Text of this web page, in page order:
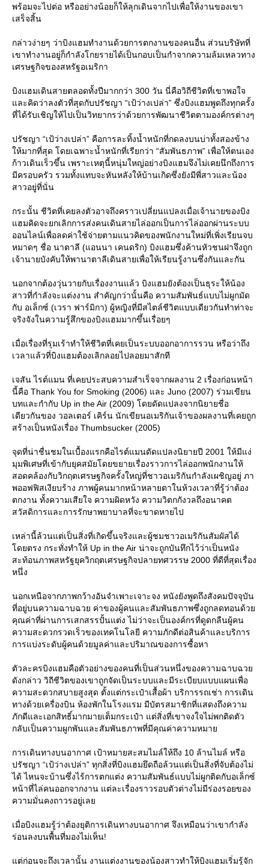
พร้อมจะไปต่อ หรืออย่างน้อยก็ให้ลุกเดินจากไปเพื่อให้งานของเขา
เสร็จสิ้น
กล่าวง่ายๆ ว่าบิงแฮมทำงานด้วยการตกงานของคนอื่น ส่วนบริษัทที่
เขาทำงานอยู่ก็กำลังโกยรายได้เป็นกอบเป็นกำจากความล้มเหลวทาง
เศรษฐกิจของสหรัฐอเมริกา
บิงแฮมเดินสายตลอดทั้งปีมากกว่า 300 วัน นี่คือวิถีชีวิตที่เขาพอใจ
ละคิดว่าลงตัวที่สุดกับปรัชญา “เป้ว่างเปล่า” ซึ่งบิงแฮมพูดถึงทุกครั้ง
ที่ได้รับเชิญให้ไปเป็นวิทยากรว่าด้วยการพัฒนาชีวิตตามองค์กรต่างๆ
ปรัชญา “เป้ว่างเปล่า” คือการละทิ้งน้ำหนักที่กดลงบนบ่าทั้งสองข้าง
ห้มากที่สุด โดยเฉพาะน้ำหนักที่เรียกว่า “สัมพันธภาพ” เพื่อให้ตนเอง
ก้าวเดินเร็วขึ้น เพราะเหตุนี้หนุ่มใหญ่อย่างบิงแฮมจึงไม่เคยนึกถึงการ
มีครอบครัว รวมทั้งแทบจะหันหลังให้บ้านเกิดซึ่งยังมีพี่สาวและน้อง
สาวอยู่ที่นั่น
กระนั้น ชีวิตที่เคยลงตัวอาจถึงคราวเปลี่ยนแปลงเมื่อเจ้านายของบิง
ฮมคิดจะยกเลิกการส่งคนเดินสายไล่ออกเป็นการไล่ออกผ่านระบบ
ออนไลน์เพื่อลดค่าใช้จ่ายตามแนวคิดของพนักงานใหม่ที่เพิ่งเรียนจบ
หมาดๆ ชื่อ นาตาลี (แอนนา เคนดริก) บิงแฮมซึ่งค้านหัวชนฝาจึงถูก
เจ้านายบังคับให้พานาตาลีเดินสายเพื่อให้เรียนรู้งานซึ่งกันและกัน
นอกจากต้องวุ่นวายกับเรื่องงานแล้ว บิงแฮมยังต้องเป็นธุระให้น้อง
สาวที่กำลังจะแต่งงาน สำคัญกว่านั้นคือ ความสัมพันธ์แบบไม่ผูกมัด
กับ อเล็กซ์ (เวรา ฟาร์มิกา) ผู้หญิงที่มีสไตล์ชีวิตแบบเดียวกันทำท่าจะ
จริงจังในความรู้สึกของบิงแฮมมากขึ้นเรื่อยๆ
เมื่อเรื่องที่รุมเร้าทำให้ชีวิตที่เคยเป็นระบบออกอาการรวน หรือว่าถึง
เวลาแล้วที่บิงแฮมต้องเลิกลอยไปลอยมาสักที
เจสัน ไรต์แมน ที่เคยประสบความสำเร็จจากผลงาน 2 เรื่องก่อนหน้า
นี้คือ Thank You for Smoking (2006) และ Juno (2007) ร่วมเขียน
บทและกำกับ Up in the Air (2009) โดยดัดแปลงจากนิยายชื่อ
เดียวกันของ วอลเตอร์ เคิร์น นักเขียนอเมริกันเจ้าของผลงานที่เคยถูก
สร้างเป็นหนังเรื่อง Thumbsucker (2005)
จุดที่น่าชื่นชมในเบื้องแรกคือไรต์แมนดัดแปลงนิยายปี 2001 ให้มีแง่
มุมพิเศษที่เข้ากับยุคสมัยโดยขยายเรื่องราวการไล่ออกพนักงานให้
สอดคล้องกับวิกฤตเศรษฐกิจครั้งใหญ่ที่ชาวอเมริกันกำลังเผชิญอยู่ ภา
พออฟฟิสเงียบร้าง ภาพผู้คนมากหน้าหลายตาในห้วงเวลาที่รู้ว่าต้อง
ตกงาน ทั้งความเสียใจ ความผิดหวัง ความวิตกกังวลถึงอนาคต
สวัสดิการและการรักษาพยาบาลที่จะขาดหายไป
เหล่านี้ล้วนแต่เป็นสิ่งที่เกิดขึ้นจริงและผู้ชมชาวอเมริกันสัมผัสได้
ดยตรง กระทั่งทำให้ Up in the Air น่าจะถูกบันทึกไว้ว่าเป็นหนัง
สะท้อนภาพสหรัฐยุควิกฤตเศรษฐกิจปลายทศวรรษ 2000 ที่ดีที่สุดเรื่อง
หนึ่ง
นอกเหนือจากภาพกว้างอันจำเพาะเจาะจง หนังยังพูดถึงสังคมปัจจุบัน
ที่อยู่บนความฉาบฉวย ค่าของผู้คนและสัมพันธภาพซึ่งถูกลดทอนด้ว
คุณค่าที่ผ่านการเสกสรรปั้นแต่ง ไม่ว่าจะเป็นองค์กรที่ดูดกลืนผู้คน
ความสะดวกรวดเร็วของเทคโนโลยี ความภักดีต่อสินค้าและบริการ
การแบ่งระดับผู้คนด้วยมูลค่าและปริมาณของการซื้อหา
ตัวละครบิงแฮมคือตัวอย่างของคนที่เป็นส่วนหนึ่งของความฉาบฉว
ดังกล่าว วิถีชีวิตของเขาถูกจัดเป็นระบบและมีระเบียบแบบแผนเพื่อ
ความสะดวกสบายสูงสุด ตั้งแต่กระเป๋าเสื้อผ้า บริการรถเช่า การเดิน
ทางด้วยเครื่องบิน ห้องพักในโรงแรม มีบัตรสมาชิกที่แสดงถึงความ
ภักดีและเอกสิทธิ์มากมายเต็มกระเป๋า แต่สิ่งที่เขาจงใจไม่พกติดตัว
กลับเป็นความผูกพันและสัมพันธภาพที่มีคุณค่าความหมา
การเดินทางบนอากาศ เป้าหมายสะสมไมล์ให้ถึง 10 ล้านไมล์ หรือ
ปรัชญา “เป้ว่างเปล่า” ทุกสิ่งที่บิงแฮมยึดถือล้วนแต่เป็นสิ่งที่จับต้องไม่
ได้ ไหนจะบ้านซึ่งไร้การตกแต่ง ความสัมพันธ์แบบไม่ผูกติดกับอเล็กซ์
หน้าที่ไล่คนออกจากงาน แต่ละเรื่องราวรอบตัวต่างไม่มีร่องรอยของ
ความมั่นคงถาวรอยู่เล
เมื่อบิงแฮมรู้ว่าต้องยุติการเดินทางบนอากาศ จึงเหมือนว่าเขากำลัง
ร่อนลงบนพื้นที่มองไม่เห็น!
ต่ก่อนจะถึงเวลานั้น งานแต่งงานของน้องสาวทำให้บิงแฮมเริ่มรู้จัก